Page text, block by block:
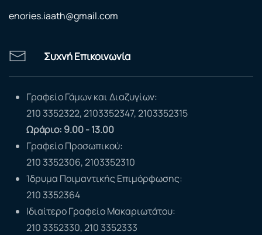
enories.iaath@gmail.com
Συχνή Επικοινωνία
Γραφείο Γάμων και Διαζυγίων:
210 3352322, 2103352347, 2103352315
Ωράριο: 9.00 - 13.00
Γραφείο Προσωπικού:
210 3352306, 2103352310
Ίδρυμα Ποιμαντικής Επιμόρφωσης:
210 3352364
Ιδιαίτερο Γραφείο Μακαριωτάτου:
210 3352330, 210 3352333